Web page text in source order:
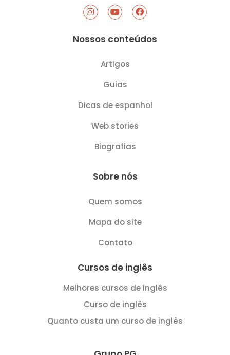
I
n
a
Y
o
u
F
a
b
Nossos conteúdos
Artigos
Guias
Dicas de espanhol
Web stories
Biografias
Sobre nós
Quem somos
Mapa do site
Contato
Cursos de inglês
Melhores cursos de inglês
Curso de inglês
Quanto custa um curso de inglês